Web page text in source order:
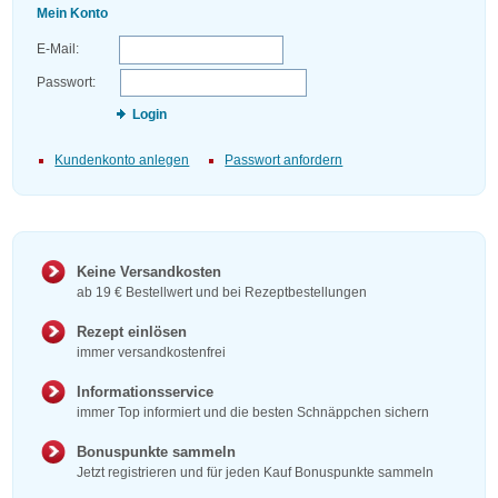
Mein Konto
E-Mail:
Passwort:
Login
Kundenkonto anlegen Passwort anfordern
Keine Versandkosten
ab 19 € Bestellwert und bei Rezeptbestellungen
Rezept einlösen
immer versandkostenfrei
Informationsservice
immer Top informiert und die besten Schnäppchen sichern
Bonuspunkte sammeln
Jetzt registrieren und für jeden Kauf Bonuspunkte sammeln